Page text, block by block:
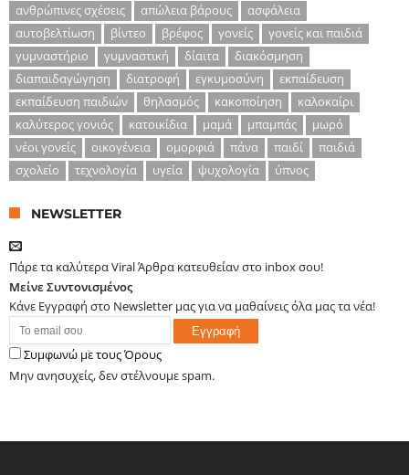
ανθρώπινες σχέσεις
απώλεια βάρους
ασφάλεια
αυτοβελτίωση
βίντεο βρέφος γονείς
γονείς και παιδιά
γυμναστήριο
γυμναστική δίαιτα
διακόσμηση
διαπαιδαγώγηση
διατροφή εγκυμοσύνη
εκπαίδευση
εκπαίδευση παιδιών
θηλασμός κακοποίηση
καλοκαίρι
καλύτερος γονιός
κατοικίδια μαμά μπαμπάς
μωρό
νέοι γονείς
οικογένεια ομορφιά πάνα παιδί
παιδιά
σχολείο
τεχνολογία υγεία ψυχολογία ύπνος
NEWSLETTER
Πάρε τα καλύτερα Viral Άρθρα κατευθείαν στο inbox σου!
Μείνε Συντονισμένος
Κάνε Εγγραφή στο Newsletter μας για να μαθαίνεις όλα μας τα νέα!
Συμφωνώ με τους Όρους
Μην ανησυχείς, δεν στέλνουμε spam.